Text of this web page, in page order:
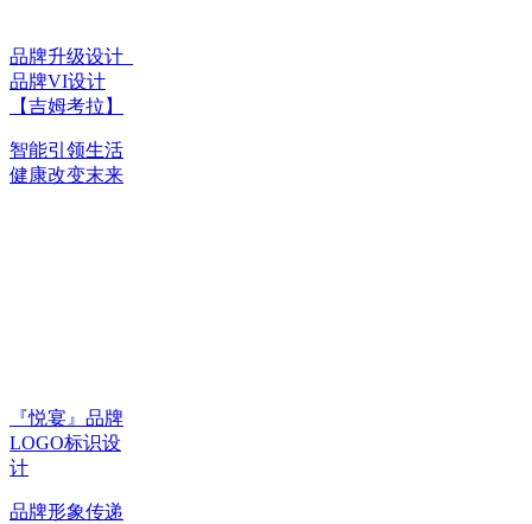
品牌升级设计_
品牌VI设计
【吉姆考拉】
智能引领生活
健康改变末来
『悦宴』品牌
LOGO标识设
计
品牌形象传递